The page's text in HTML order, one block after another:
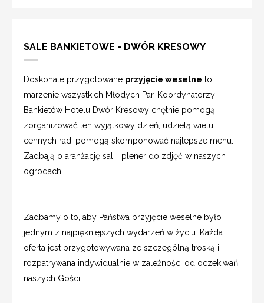
SALE BANKIETOWE - DWÓR KRESOWY
Doskonale przygotowane przyjęcie weselne to
marzenie wszystkich Młodych Par. Koordynatorzy
Bankietów Hotelu Dwór Kresowy chętnie pomogą
zorganizować ten wyjątkowy dzień, udzielą wielu
cennych rad, pomogą skomponować najlepsze menu.
Zadbają o aranżację sali i plener do zdjęć w naszych
ogrodach.
Zadbamy o to, aby Państwa przyjęcie weselne było
jednym z najpiękniejszych wydarzeń w życiu. Każda
oferta jest przygotowywana ze szczególną troską i
rozpatrywana indywidualnie w zależności od oczekiwań
naszych Gości.